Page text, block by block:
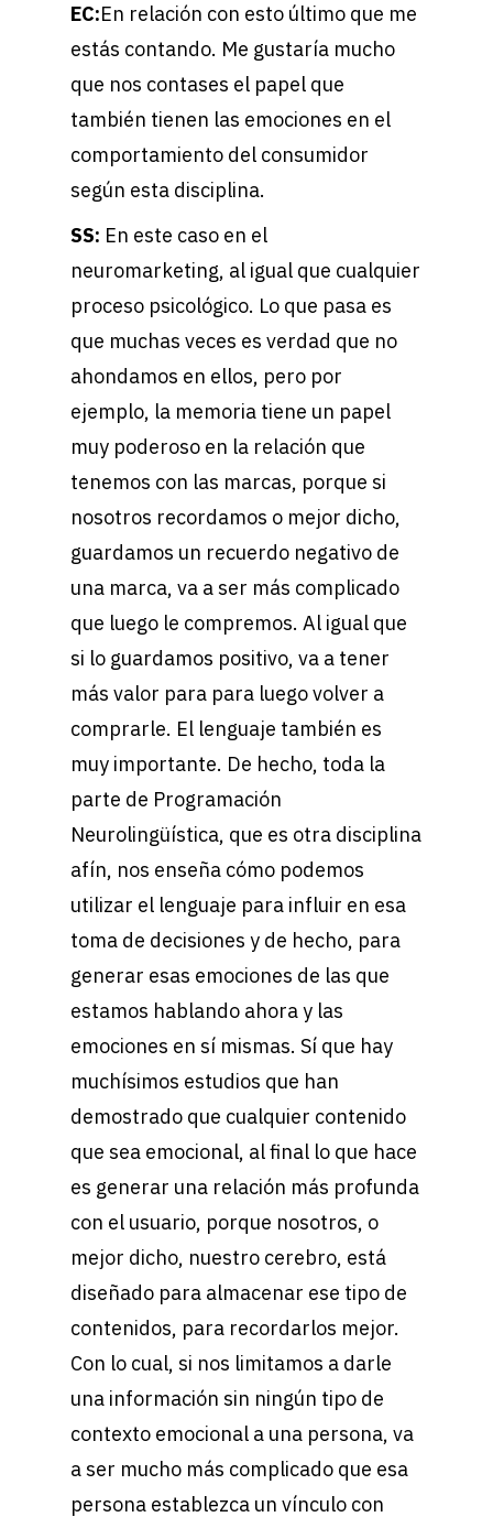
EC:En relación con esto último que me
estás contando. Me gustaría mucho
que nos contases el papel que
también tienen las emociones en el
comportamiento del consumidor
según esta disciplina.
SS: En este caso en el
neuromarketing, al igual que cualquier
proceso psicológico. Lo que pasa es
que muchas veces es verdad que no
ahondamos en ellos, pero por
ejemplo, la memoria tiene un papel
muy poderoso en la relación que
tenemos con las marcas, porque si
nosotros recordamos o mejor dicho,
guardamos un recuerdo negativo de
una marca, va a ser más complicado
que luego le compremos. Al igual que
si lo guardamos positivo, va a tener
más valor para para luego volver a
comprarle. El lenguaje también es
muy importante. De hecho, toda la
parte de Programación
Neurolingüística, que es otra disciplina
afín, nos enseña cómo podemos
utilizar el lenguaje para influir en esa
toma de decisiones y de hecho, para
generar esas emociones de las que
estamos hablando ahora y las
emociones en sí mismas. Sí que hay
muchísimos estudios que han
demostrado que cualquier contenido
que sea emocional, al final lo que hace
es generar una relación más profunda
con el usuario, porque nosotros, o
mejor dicho, nuestro cerebro, está
diseñado para almacenar ese tipo de
contenidos, para recordarlos mejor.
Con lo cual, si nos limitamos a darle
una información sin ningún tipo de
contexto emocional a una persona, va
a ser mucho más complicado que esa
persona establezca un vínculo con